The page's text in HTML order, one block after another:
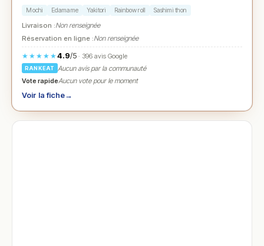
Mochi Edamame Yakitori Rainbow roll Sashimi thon
Livraison :Non renseignée
Réservation en ligne :Non renseignée
★★★★★4.9/5· 396 avis Google
RANKEAT
Aucun avis par la communauté
Vote rapideAucun vote pour le moment
Voir la fiche→